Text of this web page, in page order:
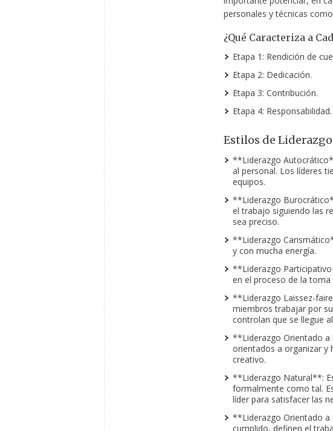
personales y técnicas
¿Qué Caracteriza a
Etapa 1: Rendición de
Etapa 2: Dedicación.
Etapa 3: Contribución.
Etapa 4: Responsabilidad.
Estilos de Liderazgo
**Liderazgo
al personal. Los líderes
equipos.
**Liderazgo
el trabajo siguiendo las
sea preciso.
**Liderazgo
y con mucha energía.
**Liderazgo
en el proceso de la toma
**Liderazgo Laissez-faire
miembros trabajar por
controlan que se llegue
**Liderazgo Orientado a
orientados a organizar y
creativo.
**Liderazgo Natural**:
formalmente como tal.
líder para satisfacer las
**Liderazgo Orientado a
cumplido, definen el